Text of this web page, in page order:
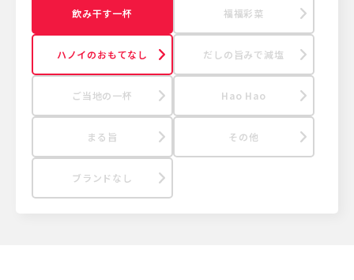
飲み干す一杯 福福彩菜
ハノイのおもてなし だしの旨みで減塩
ご当地の一杯 Hao Hao
まる旨 その他
ブランドなし